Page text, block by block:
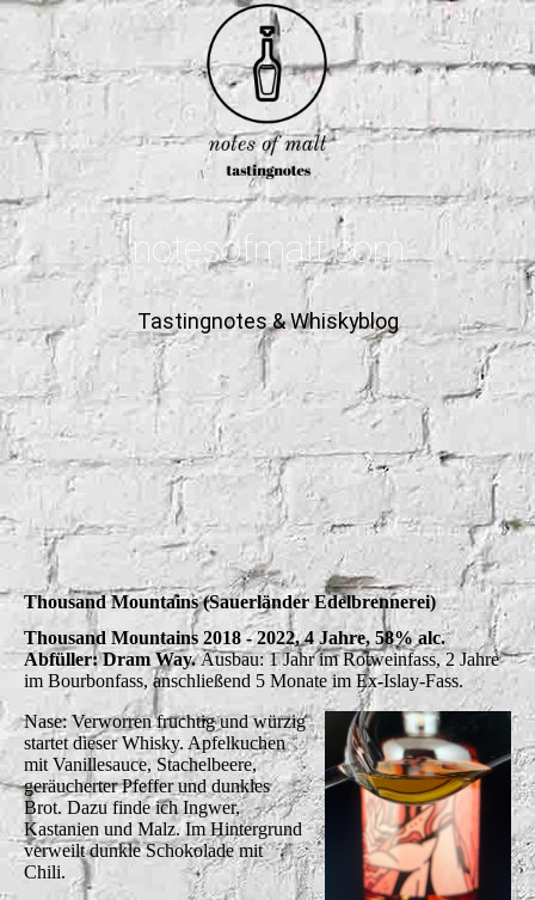
notesofmalt.com
Tastingnotes & Whiskyblog
Thousand Mountains (Sauerländer Edelbrennerei)
Thousand Mountains 2018 - 2022, 4 Jahre, 58% alc.
Abfüller: Dram Way.Ausbau: 1 Jahr im Rotweinfass, 2 Jahre
im Bourbonfass, anschließend 5 Monate im Ex-Islay-Fass.
Nase: Verworren fruchtig und würzig
startet dieser Whisky. Apfelkuchen
mit Vanillesauce, Stachelbeere,
geräucherter Pfeffer und dunkles
Brot. Dazu finde ich Ingwer,
Kastanien und Malz. Im Hintergrund
verweilt dunkle Schokolade mit
Chili.